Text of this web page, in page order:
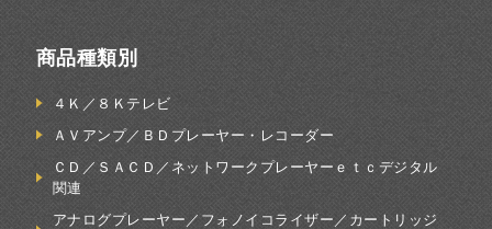
商品種類別
４Ｋ／８Ｋテレビ
ＡＶアンプ／ＢＤプレーヤー・レコーダー
ＣＤ／ＳＡＣＤ／ネットワークプレーヤーｅｔｃデジタル
関連
アナログプレーヤー／フォノイコライザー／カートリッジ